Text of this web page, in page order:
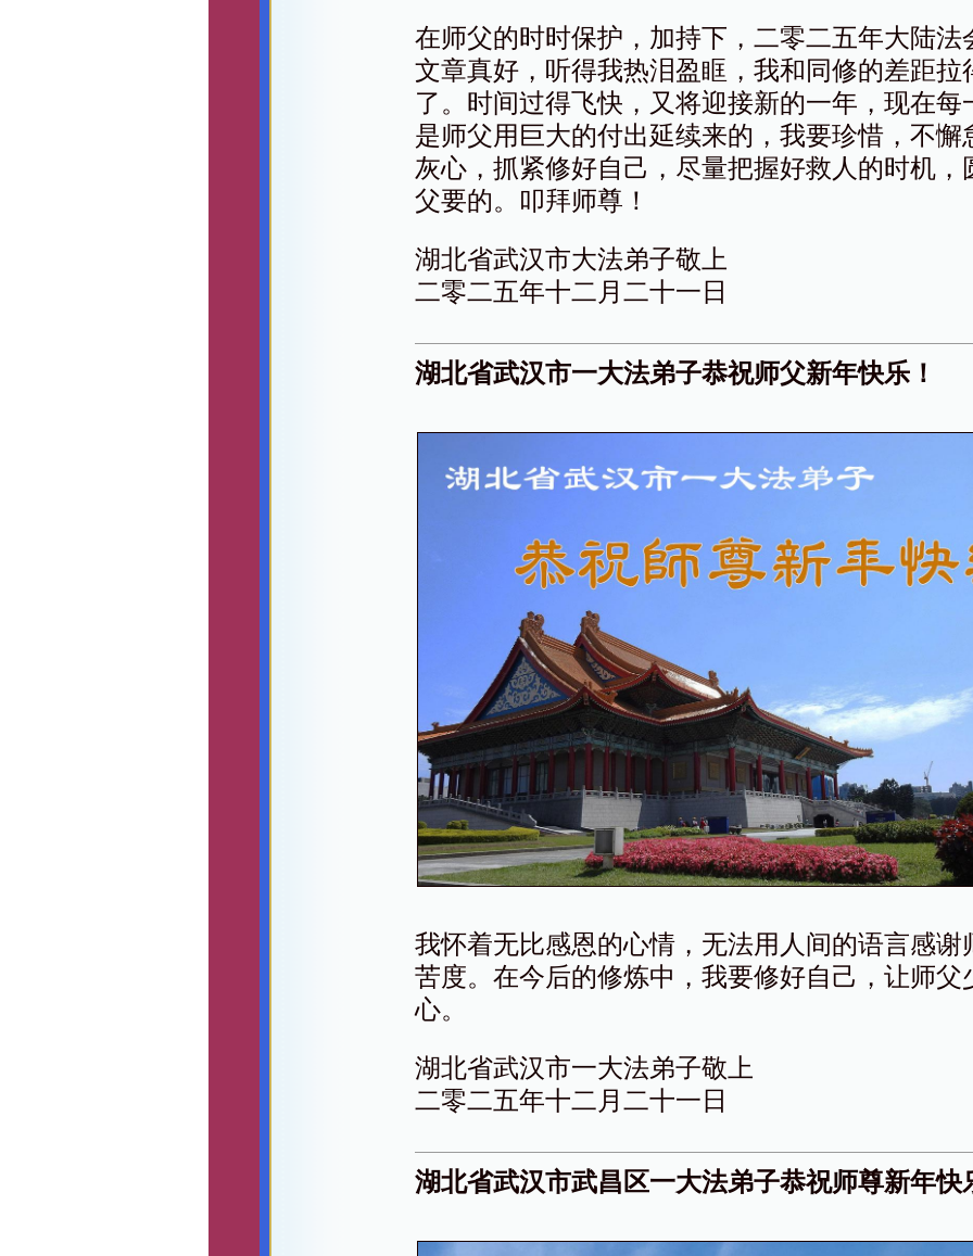
在师父的时时保护，加持下，二零二五年大陆法
文章真好，听得我热泪盈眶，我和同修的差距拉
了。时间过得飞快，又将迎接新的一年，现在每
是师父用巨大的付出延续来的，我要珍惜，不懈
灰心，抓紧修好自己，尽量把握好救人的时机，
父要的。叩拜师尊！
湖北省武汉市大法弟子敬上
二零二五年十二月二十一日
湖北省武汉市一大法弟子恭祝师父新年快乐！
我怀着无比感恩的心情，无法用人间的语言感谢
苦度。在今后的修炼中，我要修好自己，让师父
心。
湖北省武汉市一大法弟子敬上
二零二五年十二月二十一日
湖北省武汉市武昌区一大法弟子恭祝师尊新年快